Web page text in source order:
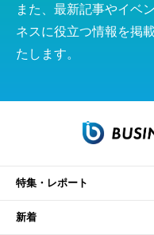
また、最新記事やイベ
ネスに役立つ情報を掲
たします。
特集・レポート
新着